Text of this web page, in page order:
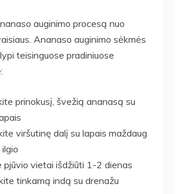
auginimo procesą nuo
Ananaso auginimo sėkmės
teisinguose pradiniuose
prinokusį, švežią ananasą su
viršutinę dalį su lapais maždaug
pjūvio vietai išdžiūti 1-2 dienas
tinkamą indą su drenažu